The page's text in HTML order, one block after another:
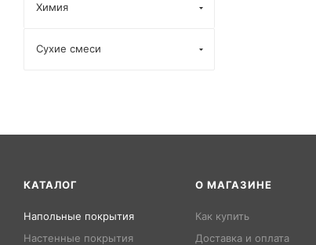
Химия
Сухие смеси
КАТАЛОГ
Напольные покрытия
Настенные покрытия
О МАГАЗИНЕ
Как купить
Доставка и оплата